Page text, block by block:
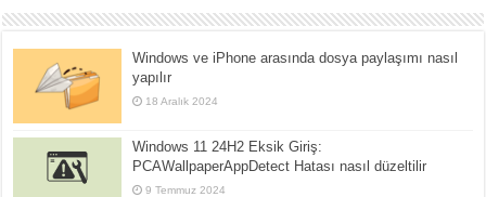
Windows ve iPhone arasında dosya paylaşımı nasıl
yapılır
18 Aralık 2024
Windows 11 24H2 Eksik Giriş:
PCAWallpaperAppDetect Hatası nasıl düzeltilir
9 Temmuz 2024